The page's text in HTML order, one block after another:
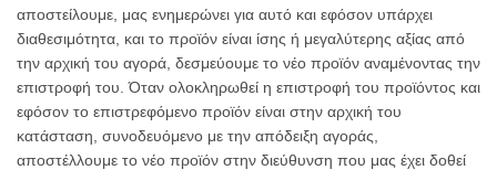
αποστείλουμε, μας ενημερώνει για αυτό και εφόσον υπάρχει
διαθεσιμότητα, και το προϊόν είναι ίσης ή μεγαλύτερης αξίας από
την αρχική του αγορά, δεσμεύουμε το νέο προϊόν αναμένοντας την
επιστροφή του. Όταν ολοκληρωθεί η επιστροφή του προϊόντος και
εφόσον το επιστρεφόμενο προϊόν είναι στην αρχική του
κατάσταση, συνοδευόμενο με την απόδειξη αγοράς,
αποστέλλουμε το νέο προϊόν στην διεύθυνση που μας έχει δοθεί